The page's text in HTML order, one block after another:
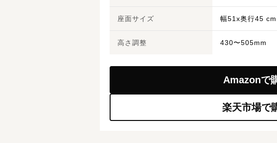
座面サイズ 幅51x奥行45 cm
高さ調整 430〜505mm
Amazonで
楽天市場で